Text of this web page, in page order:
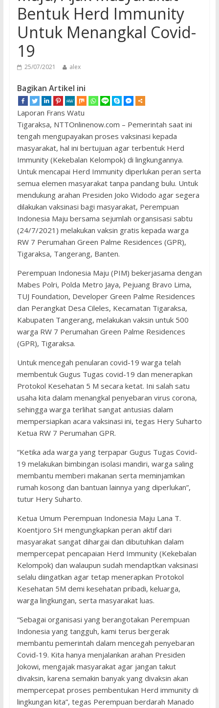
Bentuk Herd Immunity
Untuk Menangkal Covid-
19
25/07/2021 alex
Bagikan Artikel ini
Laporan Frans Watu
Tigaraksa, NTTOnlinenow.com – Pemerintah saat ini
tengah mengupayakan proses vaksinasi kepada
masyarakat, hal ini bertujuan agar terbentuk Herd
Immunity (Kekebalan Kelompok) di lingkungannya.
Untuk mencapai Herd Immunity diperlukan peran serta
semua elemen masyarakat tanpa pandang bulu. Untuk
mendukung arahan Presiden Joko Widodo agar segera
dilakukan vaksinasi bagi masyarakat, Perempuan
Indonesia Maju bersama sejumlah organsisasi sabtu
(24/7/2021) melakukan vaksin gratis kepada warga
RW 7 Perumahan Green Palme Residences (GPR),
Tigaraksa, Tangerang, Banten.
Perempuan Indonesia Maju (PIM) bekerjasama dengan
Mabes Polri, Polda Metro Jaya, Pejuang Bravo Lima,
TUJ Foundation, Developer Green Palme Residences
dan Perangkat Desa Cileles, Kecamatan Tigaraksa,
Kabupaten Tangerang, melakukan vaksin untuk 500
warga RW 7 Perumahan Green Palme Residences
(GPR), Tigaraksa.
Untuk mencegah penularan covid-19 warga telah
membentuk Gugus Tugas covid-19 dan menerapkan
Protokol Kesehatan 5 M secara ketat. Ini salah satu
usaha kita dalam menangkal penyebaran virus corona,
sehingga warga terlihat sangat antusias dalam
mempersiapkan acara vaksinasi ini, tegas Hery Suharto
Ketua RW 7 Perumahan GPR.
“Ketika ada warga yang terpapar Gugus Tugas Covid-
19 melakukan bimbingan isolasi mandiri, warga saling
membantu memberi makanan serta meminjamkan
rumah kosong dan bantuan lainnya yang diperlukan”,
tutur Hery Suharto.
Ketua Umum Perempuan Indonesia Maju Lana T.
Koentjoro SH mengungkapkan peran aktif dari
masyarakat sangat dihargai dan dibutuhkan dalam
mempercepat pencapaian Herd Immunity (Kekebalan
Kelompok) dan walaupun sudah mendaptkan vaksinasi
selalu diingatkan agar tetap menerapkan Protokol
Kesehatan 5M demi kesehatan pribadi, keluarga,
warga lingkungan, serta masyarakat luas.
“Sebagai organisasi yang berangotakan Perempuan
Indonesia yang tangguh, kami terus bergerak
membantu pemerintah dalam mencegah penyebaran
Covid-19. Kita hanya menjalankan arahan Presiden
Jokowi, mengajak masyarakat agar jangan takut
divaksin, karena semakin banyak yang divaksin akan
mempercepat proses pembentukan Herd immunity di
lingkungan kita”, tegas Perempuan berdarah Manado